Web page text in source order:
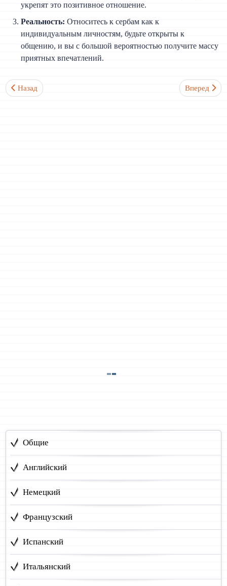
укрепят это позитивное отношение.
Реальность: Относитесь к сербам как к
индивидуальным личностям, будьте открыты к
общению, и вы с большой вероятностью получите массу
приятных впечатлений.
Предыдущий: Правда ли, что сербский проще английского?
Назад Следующий:
Вперед
Общие
Английский
Немецкий
Французский
Испанский
Итальянский